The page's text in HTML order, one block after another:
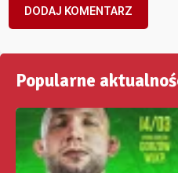
Popularne